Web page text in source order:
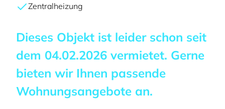
Zentralheizung
Dieses Objekt ist leider schon seit
dem 04.02.2026 vermietet. Gerne
bieten wir Ihnen passende
Wohnungsangebote an.